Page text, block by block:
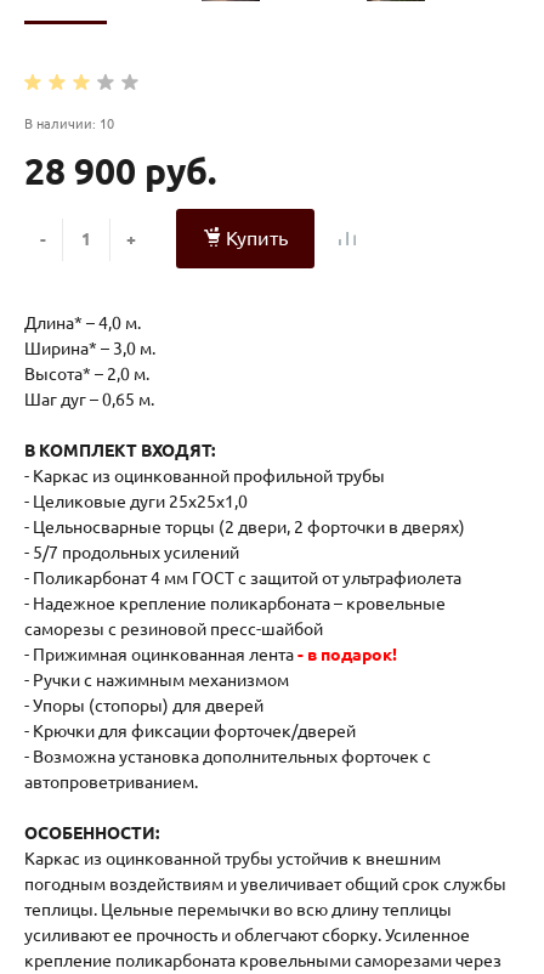
В наличии: 10
28 900 руб.
- + Купить
Длина* – 4,0 м.
Ширина* – 3,0 м.
Высота* – 2,0 м.
Шаг дуг – 0,65 м.
В КОМПЛЕКТ ВХОДЯТ:
- Каркас из оцинкованной профильной трубы
- Целиковые дуги 25х25х1,0
- Цельносварные торцы (2 двери, 2 форточки в дверях)
- 5/7 продольных усилений
- Поликарбонат 4 мм ГОСТ с защитой от ультрафиолета
- Надежное крепление поликарбоната – кровельные
саморезы с резиновой пресс-шайбой
- Прижимная оцинкованная лента- в подарок!
- Ручки с нажимным механизмом
- Упоры (стопоры) для дверей
- Крючки для фиксации форточек/дверей
- Возможна установка дополнительных форточек с
автопроветриванием.
ОСОБЕННОСТИ:
Каркас из оцинкованной трубы устойчив к внешним
погодным воздействиям и увеличивает общий срок службы
теплицы. Цельные перемычки во всю длину теплицы
усиливают ее прочность и облегчают сборку. Усиленное
крепление поликарбоната кровельными саморезами через